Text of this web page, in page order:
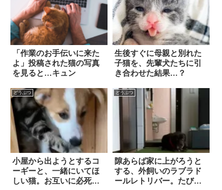
「作業のお手伝いに来た
よ」投稿された猫の写真
を見ると…キュン
生後すぐに母親と別れた
子猫を、先輩犬たちに引
き合わせた結果…？
どうぶつ
小屋から出ようとするコ
ーギーと、一緒にいてほ
しい猫。お互いに必死な
どうぶつ
隙あらば家に上がろうと
する、外飼いのラブラド
ールレトリバー。たびた